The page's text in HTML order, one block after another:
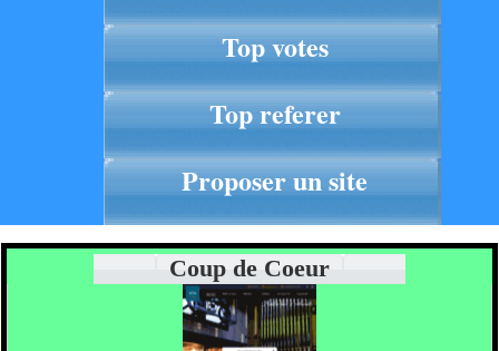
Top votes
Top referer
Proposer un site
Coup de Coeur